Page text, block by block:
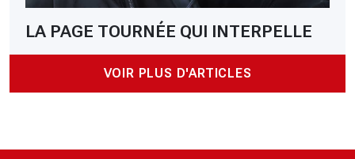
LA PAGE TOURNÉE QUI INTERPELLE
VOIR PLUS D'ARTICLES